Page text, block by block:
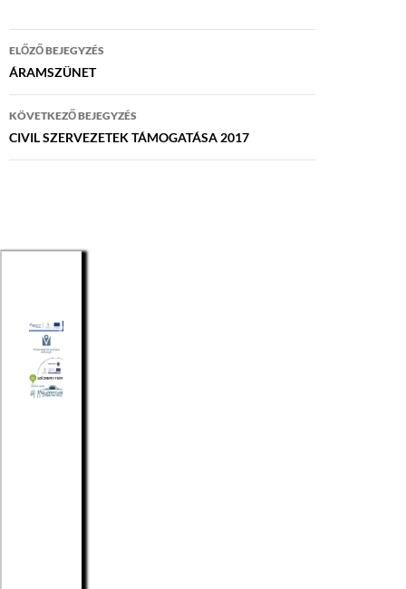
Bejegyzés
navigáció
ELŐZŐ BEJEGYZÉS
ÁRAMSZÜNET
KÖVETKEZŐ BEJEGYZÉS
CIVIL SZERVEZETEK TÁMOGATÁSA 2017